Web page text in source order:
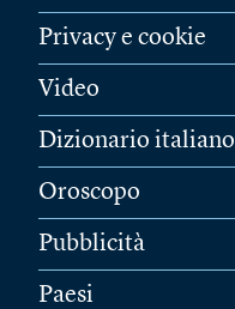
Privacy e cookie
Video
Dizionario italiano
Oroscopo
Pubblicità
Paesi